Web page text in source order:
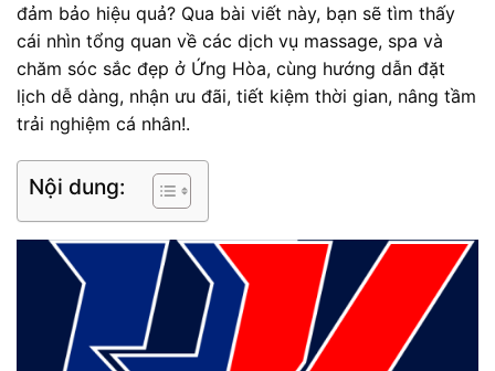
đảm bảo hiệu quả? Qua bài viết này, bạn sẽ tìm thấy
cái nhìn tổng quan về các dịch vụ massage, spa và
chăm sóc sắc đẹp ở Ứng Hòa, cùng hướng dẫn đặt
lịch dễ dàng, nhận ưu đãi, tiết kiệm thời gian, nâng tầm
trải nghiệm cá nhân!.
Nội dung: